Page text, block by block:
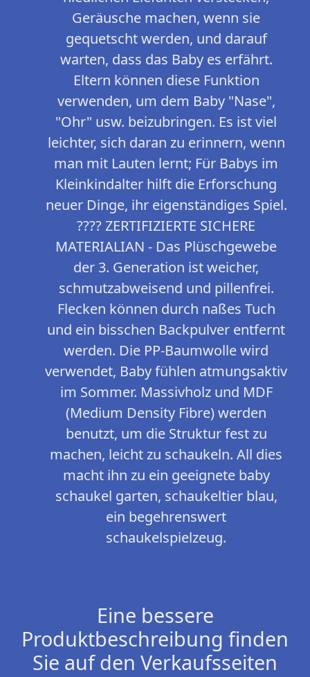
Geräusche machen, wenn sie
gequetscht werden, und darauf
warten, dass das Baby es erfährt.
Eltern können diese Funktion
verwenden, um dem Baby "Nase",
"Ohr" usw. beizubringen. Es ist viel
leichter, sich daran zu erinnern, wenn
man mit Lauten lernt; Für Babys im
Kleinkindalter hilft die Erforschung
neuer Dinge, ihr eigenständiges Spiel.
???? ZERTIFIZIERTE SICHERE
MATERIALIAN - Das Plüschgewebe
der 3. Generation ist weicher,
schmutzabweisend und pillenfrei.
Flecken können durch naßes Tuch
und ein bisschen Backpulver entfernt
werden. Die PP-Baumwolle wird
verwendet, Baby fühlen atmungsaktiv
im Sommer. Massivholz und MDF
(Medium Density Fibre) werden
benutzt, um die Struktur fest zu
machen, leicht zu schaukeln. All dies
macht ihn zu ein geeignete baby
schaukel garten, schaukeltier blau,
ein begehrenswert
schaukelspielzeug.
Eine bessere
Produktbeschreibung finden
Sie auf den Verkaufsseiten